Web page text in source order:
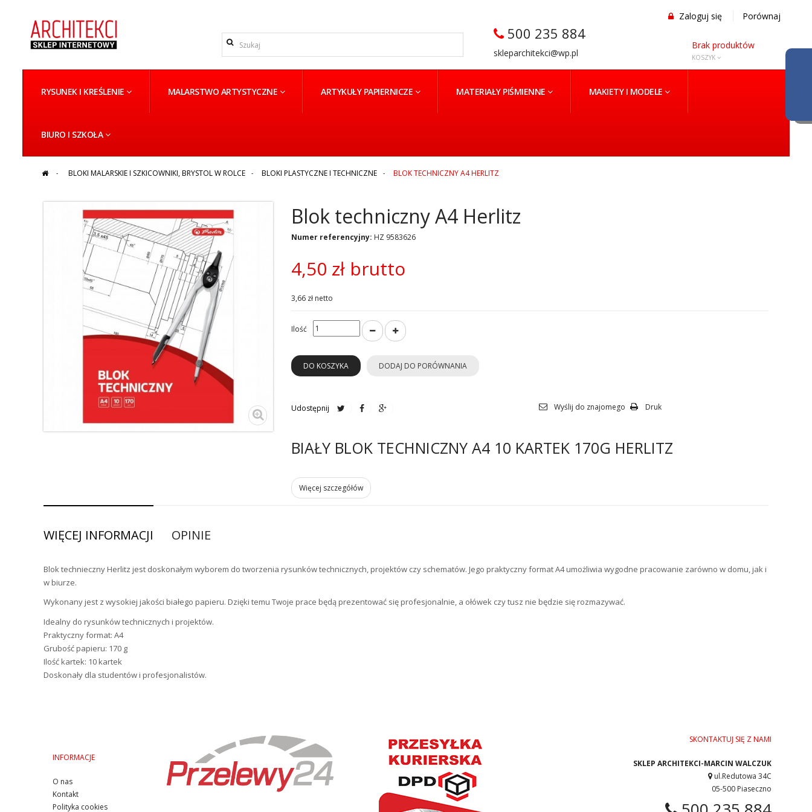
500 235 884
skleparchitekci@wp.pl
Zaloguj się Porównaj
Brak produktów
KOSZYK
RYSUNEK I KREŚLENIE MALARSTWO ARTYSTYCZNE ARTYKUŁY PAPIERNICZE MATERIAŁY PIŚMIENNE MAKIETY I MODELE
BIURO I SZKOŁA
> BLOKI MALARSKIE I SZKICOWNIKI, BRYSTOL W ROLCE > BLOKI PLASTYCZNE I TECHNICZNE > BLOK TECHNICZNY A4 HERLITZ
Blok techniczny A4 Herlitz
Numer referencyjny: HZ 9583626
4,50 zł brutto
3,66 zł netto
Ilość
DO KOSZYKA DODAJ DO PORÓWNANIA
Udostępnij Wyślij do znajomego Druk
BIAŁY BLOK TECHNICZNY A4 10 KARTEK 170G HERLITZ
Więcej szczegółów
WIĘCEJ INFORMACJI OPINIE
Blok technieczny Herlitz jest doskonałym wyborem do tworzenia rysunków technicznych, projektów czy schematów. Jego praktyczny format A4umożliwia wygodne pracowanie zarówno w domu, jak i
w biurze.
Wykonany jest z wysokiej jakości białego papieru. Dzięki temu Twoje prace będą prezentować się profesjonalnie, a ołówek czy tusz nie będzie się rozmazywać.
Idealny do rysunków technicznych i projektów.
Praktyczny format: A4
Grubość papieru: 170 g
Ilość kartek: 10 kartek
Doskonały dla studentów i profesjonalistów.
INFORMACJE
O nas
Kontakt
Polityka cookies
SKONTAKTUJ SIĘ Z NAMI
SKLEP ARCHITEKCI-MARCIN WALCZUK
ul.Redutowa 34C
05-500 Piaseczno